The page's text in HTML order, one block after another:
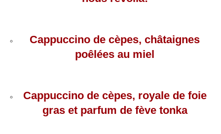
Cappuccino de cèpes, châtaignes
poêlées au miel
Cappuccino de cèpes, royale de foie
gras et parfum de fève tonka